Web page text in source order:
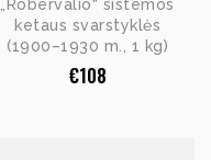
„Robervalio“ sistemos
ketaus svarstyklės
(1900–1930 m., 1 kg)
€108